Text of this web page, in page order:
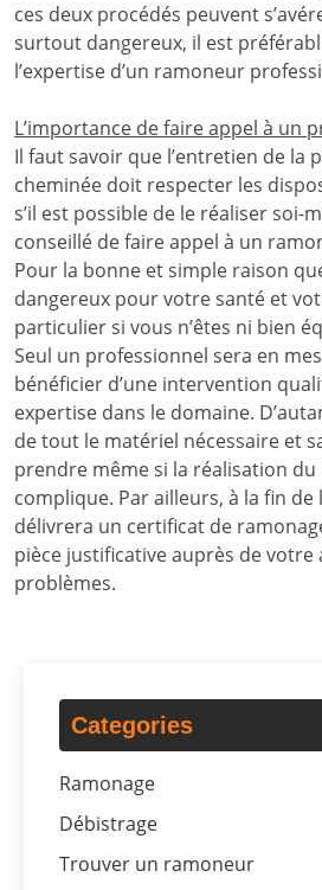
ces deux procédés peuvent
surtout dangereux, il est
l’expertise d’un ramoneur
L’importance de faire appel à un
Il faut savoir que l’entretien de la
cheminée doit respecter les
s’il est possible de le réaliser soi-
conseillé de faire appel à un
Pour la bonne et simple raison
dangereux pour votre santé et
particulier si vous n’êtes ni bien
Seul un professionnel sera en
bénéficier d’une intervention
expertise dans le domaine.
de tout le matériel nécessaire et
prendre même si la réalisation du
complique. Par ailleurs, à la fin
délivrera un certificat de
pièce justificative auprès de votre
problèmes.
Categories
Ramonage
Débistrage
Trouver un ramoneur